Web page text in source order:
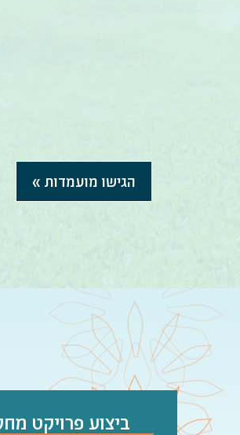
הגישו מועמדות »
ביצוע פרויקט